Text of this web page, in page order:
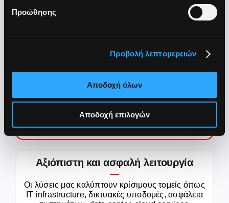
Προώθησης
Προβολή λεπτομερειών
Αποδοχή όλων
Αποδοχή επιλογών
επιχειρησιακής συνέχειας σε κάθε συνθήκη
Αξιόπιστη και ασφαλή λειτουργία
Οι λύσεις μας καλύπτουν κρίσιμους τομείς όπως
IT infrastructure, δικτυακές υποδομές, ασφάλεια